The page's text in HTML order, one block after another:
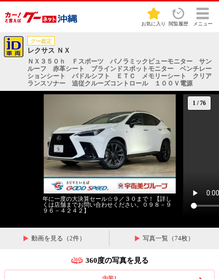
お気に入り 閲覧履歴 メニュー
グー鑑定
レクサス ＮＸ
ＮＸ３５０ｈ Ｆスポーツ パノラミックビューモニター サン
ルーフ 赤革シート ブラインドスポットモニター ベンチレー
ションシート パドルシフト ＥＴＣ メモリーシート クリア
ランスソナー 追従クルーズコントロール １００Ｖ電源
1 /76
年に一度の大決算セール☆９／３０まで！【詳し
くは店舗までお問い合わせください。０９８－９
９６－４２４２】
動画を見る（2件） 写真一覧（74枚）
360度の写真を見る